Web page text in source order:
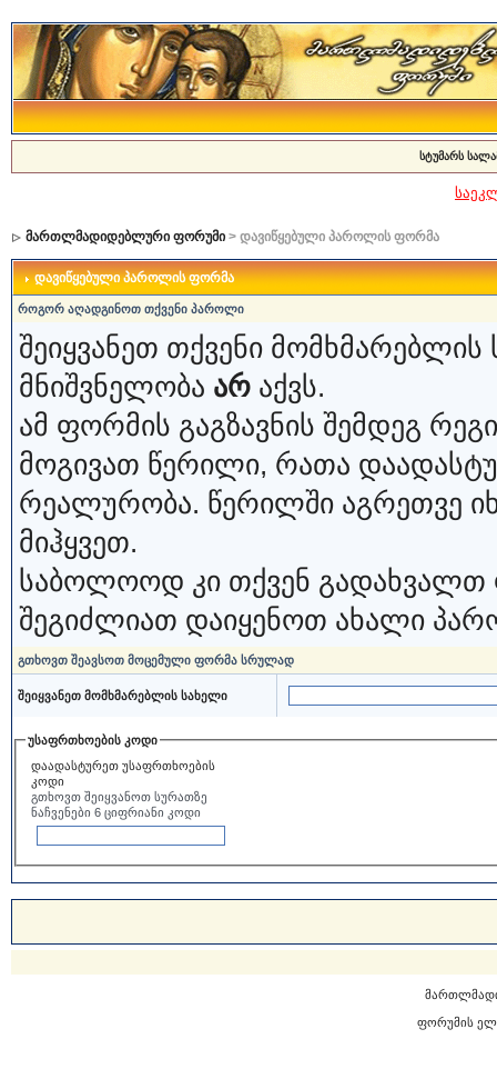
სტუმარს
მართლმადიდებლური ფორუმი> დავიწყებული პაროლის ფორმა
დავიწყებული პაროლის ფორმა
როგორ აღადგინოთ თქვენი პაროლი
შეიყვანეთ თქვენი
მნიშვნელობა არაქვს.
ამ ფორმის გაგზავნის შემდეგ
მოგივათ წერილი, რათა
რეალურობა. წერილში აგრეთვე
მიჰყვეთ.
საბოლოოდ კი თქვენ
შეგიძლიათ დაიყენოთ ახალი
გთხოვთ შეავსოთ მოცემული ფორმა სრულად
შეიყვანეთ მომხმარებლის სახელი
უსაფრთხოების კოდი
დაადასტურეთ უსაფრთხოების
კოდი
გთხოვთ შეიყვანოთ სურათზე
ნაჩვენები 6 ციფრიანი კოდი
ფორუმის